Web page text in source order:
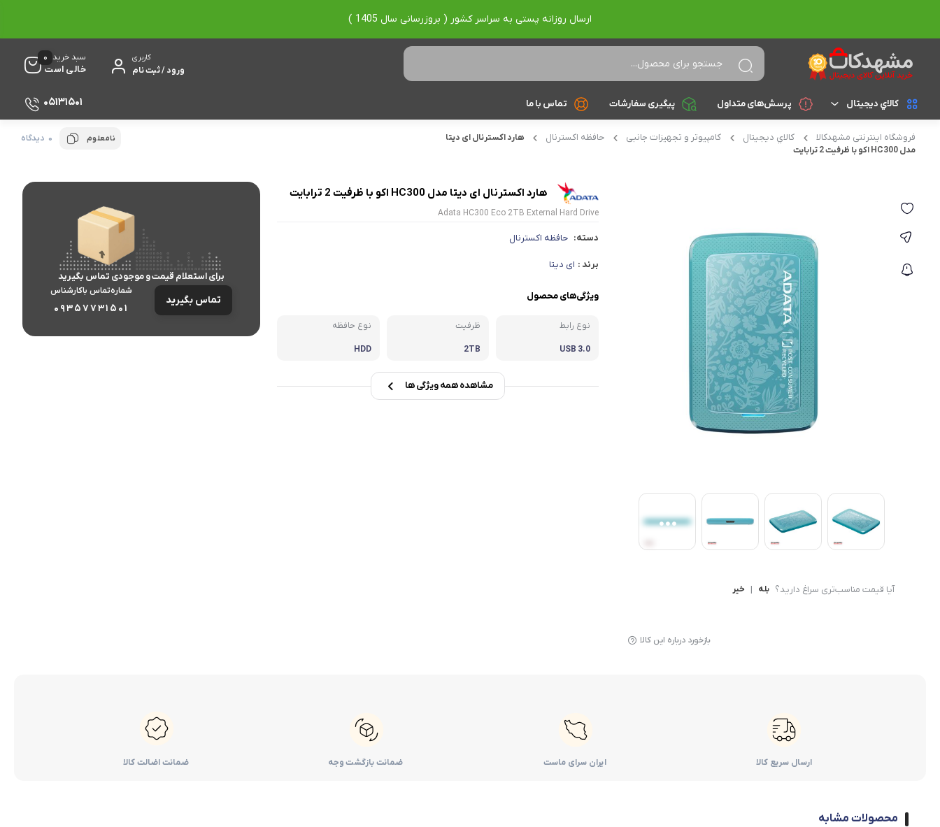
ارسال روزانه پستی به سراسر کشور ( بروزرسانی سال 1405 )
کاربری
ورود / ثبت نام
سبد خرید
خالی است
0
کالاي ديجيتال
لپ تاپ براساس cpu
Core i5
Core i7
Core i9
Ryzen 3
Ryzen 5
براساس برند
کامپیوتر های همه کاره
پرسش‌های متداول پیگیری سفارشات تماس با ما 05131501
فروشگاه اینترنتی مشهدکالا کالاي ديجيتال کامپیوتر و تجهیزات جانبی حافظه اکسترنال
هارد اکسترنال ای دیتا
مدل HC300 اکو با ظرفیت 2 ترابایت
نامعلوم 0 دیدگاه
آیا قیمت مناسب‌تری سراغ دارید؟ بله | خیر
بازخورد درباره این کالا
هارد اکسترنال ای دیتا مدل HC300 اکو با ظرفیت 2 ترابایت
Adata HC300 Eco 2TB External Hard Drive
دسته: حافظه اکسترنال
برند : ای دیتا
ویژگی‌های محصول
نوع رابط
USB 3.0
ظرفیت
2TB
نوع حافظه
HDD
مشاهده همه ویژگی ها
برای استعلام قیمت و موجودی تماس بگیرید
تماس بگیرید
شماره‌تماس‌ با‌کارشناس
09357731501
ارسال سریع کالا ایران سرای ماست ضمانت بازگشت وجه ضمانت اضالت کالا
محصولات مشابه